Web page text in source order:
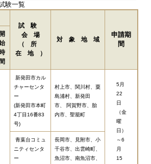
験一覧
試 験
会 場
（ 所
在 地 ）
対 象 地 域
申請期
間
開
時
間
新発田市カル
チャーセンタ
ー
(新発田市本町
4丁目16番83
号)
村上市、関川村、粟
島浦村、新発田
市、 阿賀野市、胎
内市、聖籠町
5月
22
日
（金
曜
日）
～6
月
15
青葉台コミュ
ニティセンタ
ー
長岡市、見附市、小
千谷市、出雲崎町、
魚沼市、南魚沼市、